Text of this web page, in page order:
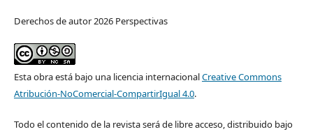
Derechos de autor 2026 Perspectivas
Esta obra está bajo una licencia internacionalCreative Commons
Atribución-NoComercial-CompartirIgual 4.0.
Todo el contenido de la revista será de libre acceso, distribuido bajo